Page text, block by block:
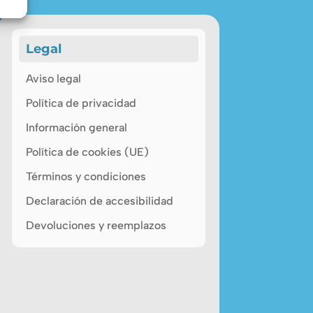
Legal
Aviso legal
Política de privacidad
Información general
Política de cookies (UE)
Términos y condiciones
Declaración de accesibilidad
Devoluciones y reemplazos